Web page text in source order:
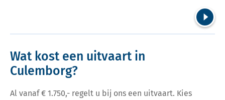
Wat kost een uitvaart in
Culemborg?
Al vanaf € 1.750,- regelt u bij ons een uitvaart. Kies